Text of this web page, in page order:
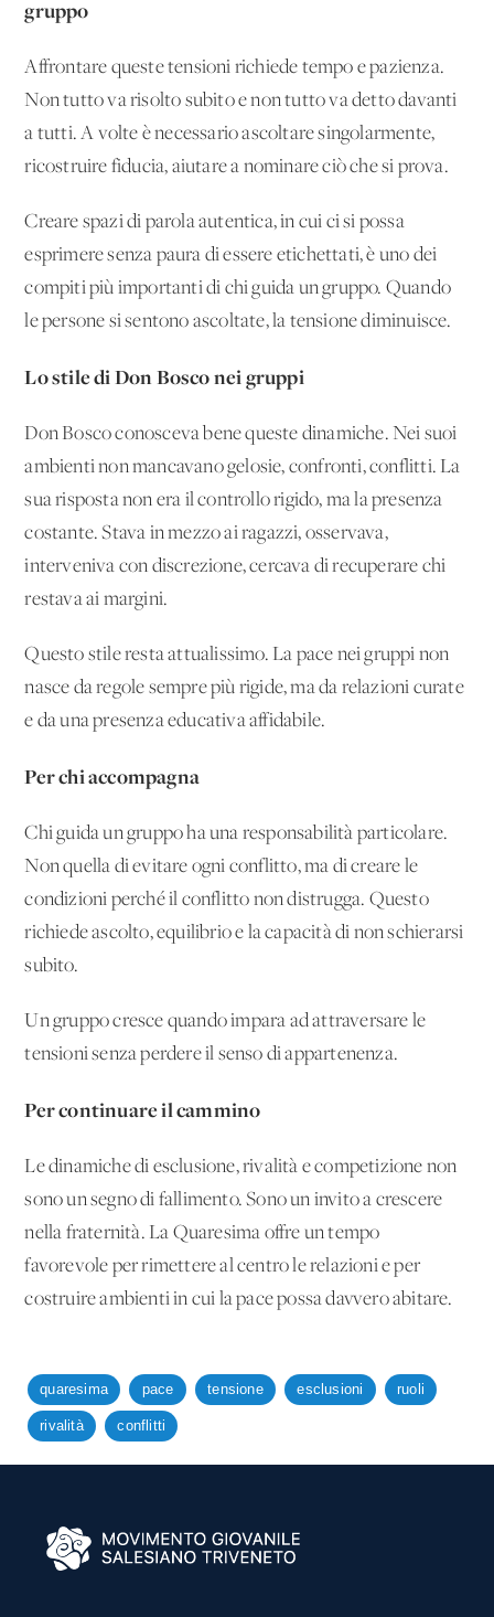
gruppo
Affrontare queste tensioni richiede tempo e pazienza.
Non tutto va risolto subito e non tutto va detto davanti
a tutti. A volte è necessario ascoltare singolarmente,
ricostruire fiducia, aiutare a nominare ciò che si prova.
Creare spazi di parola autentica, in cui ci si possa
esprimere senza paura di essere etichettati, è uno dei
compiti più importanti di chi guida un gruppo. Quando
le persone si sentono ascoltate, la tensione diminuisce.
Lo stile di Don Bosco nei gruppi
Don Bosco conosceva bene queste dinamiche. Nei suoi
ambienti non mancavano gelosie, confronti, conflitti. La
sua risposta non era il controllo rigido, ma la presenza
costante. Stava in mezzo ai ragazzi, osservava,
interveniva con discrezione, cercava di recuperare chi
restava ai margini.
Questo stile resta attualissimo. La pace nei gruppi non
nasce da regole sempre più rigide, ma da relazioni curate
e da una presenza educativa affidabile.
Per chi accompagna
Chi guida un gruppo ha una responsabilità particolare.
Non quella di evitare ogni conflitto, ma di creare le
condizioni perché il conflitto non distrugga. Questo
richiede ascolto, equilibrio e la capacità di non schierarsi
subito.
Un gruppo cresce quando impara ad attraversare le
tensioni senza perdere il senso di appartenenza.
Per continuare il cammino
Le dinamiche di esclusione, rivalità e competizione non
sono un segno di fallimento. Sono un invito a crescere
nella fraternità. La Quaresima offre un tempo
favorevole per rimettere al centro le relazioni e per
costruire ambienti in cui la pace possa davvero abitare.
quaresima pace tensione esclusioni ruoli
rivalità conflitti